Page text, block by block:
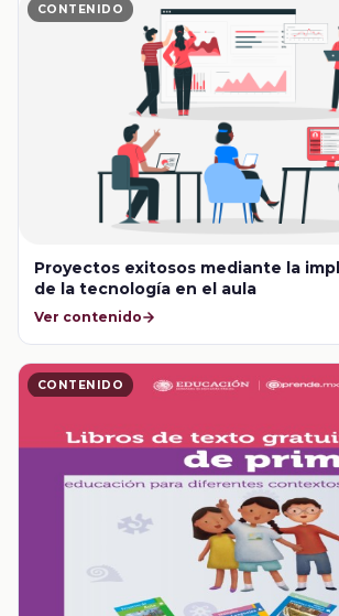
CONTENIDO
Proyectos exitosos mediante la
de la tecnología en el aula
Ver contenido
CONTENIDO